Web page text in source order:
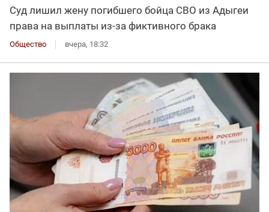
Суд лишил жену погибшего бойца СВО из Адыгеи
права на выплаты из-за фиктивного брака
Общество вчера, 18:32